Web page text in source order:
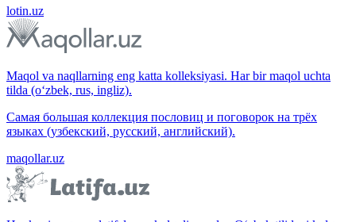
lotin.uz
Maqol va naqllarning eng katta kolleksiyasi. Har bir maqol uchta
tilda (o‘zbek, rus, ingliz).
Самая большая коллекция пословиц и поговорок на трёх
языках (узбекский, русский, английский).
maqollar.uz